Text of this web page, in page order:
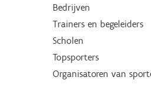
Bedrijven
Trainers en begeleiders
Scholen
Topsporters
Organisatoren van